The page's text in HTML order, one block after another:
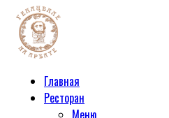
Главная
Ресторан
Меню